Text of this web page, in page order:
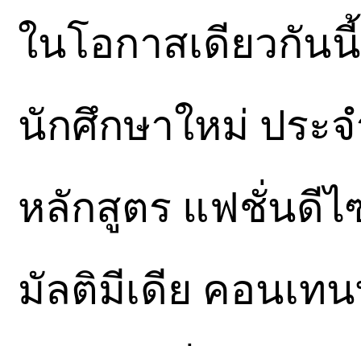
ในโอกาสเดียวกัน
นักศึกษาใหม่ ประ
หลักสูตร แฟชั่นดีไ
มัลติมีเดีย คอนเท